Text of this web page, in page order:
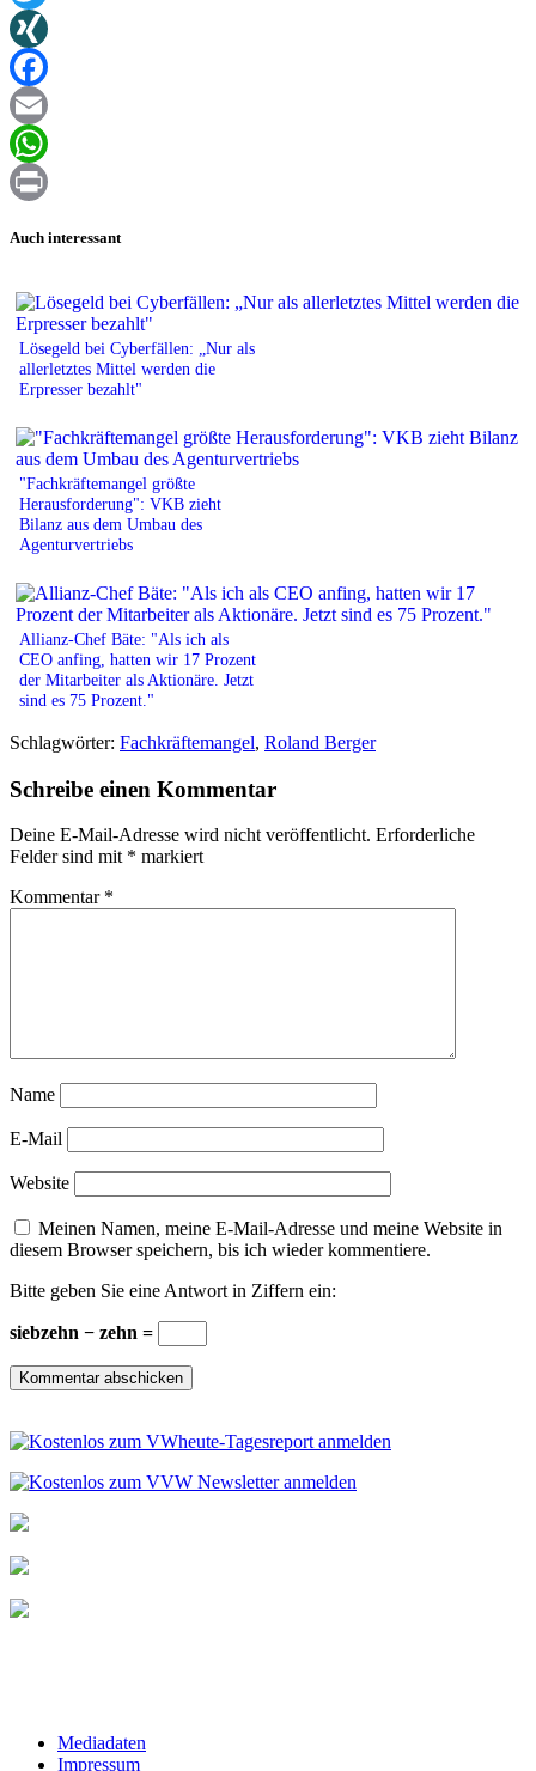
Twitter
XING
Facebook
Email
WhatsApp
Auch interessant
Lösegeld bei Cyberfällen: „Nur als
allerletztes Mittel werden die
Erpresser bezahlt"
"Fachkräftemangel größte
Herausforderung": VKB zieht
Bilanz aus dem Umbau des
Agenturvertriebs
Allianz-Chef Bäte: "Als ich als
CEO anfing, hatten wir 17 Prozent
der Mitarbeiter als Aktionäre. Jetzt
sind es 75 Prozent."
Schlagwörter: Fachkräftemangel, Roland Berger
Schreibe einen Kommentar
Deine E-Mail-Adresse wird nicht veröffentlicht. Erforderliche
Felder sind mit * markiert
Kommentar *
Name
E-Mail
Website
Meinen Namen, meine E-Mail-Adresse und meine Website in
diesem Browser speichern, bis ich wieder kommentiere.
Bitte geben Sie eine Antwort in Ziffern ein:
siebzehn − zehn =
Mediadaten
Impressum